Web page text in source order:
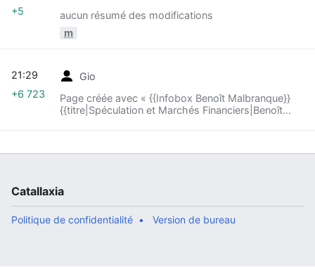
aucun résumé des modifications
m
+5
Gio
Page créée avec « {{Infobox Benoît Malbranque}}
{{titre|Spéculation et Marchés Financiers|Benoît
21:29
+6 723
Catallaxia
Politique de confidentialité Version de bureau